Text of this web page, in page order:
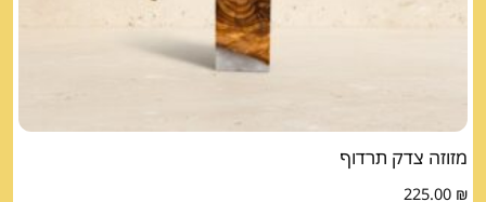
מזוזה צדק תרדוף
225.00 ₪